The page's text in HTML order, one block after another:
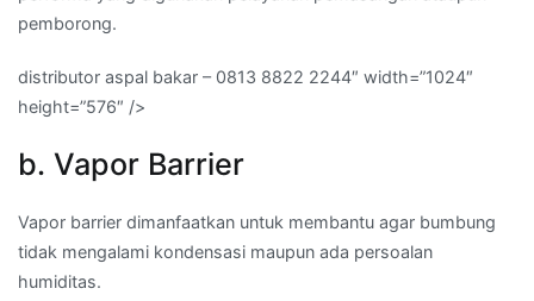
pemborong.
distributor aspal bakar – 0813 8822 2244″ width=”1024″
height=”576″ />
b. Vapor Barrier
Vapor barrier dimanfaatkan untuk membantu agar bumbung
tidak mengalami kondensasi maupun ada persoalan
humiditas.